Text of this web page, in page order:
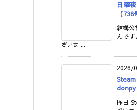
日曜
【
結構公
んです
ざいま ...
2026/
donpy
昨日